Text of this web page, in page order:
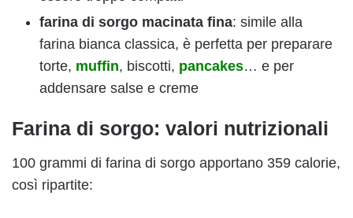
farina di sorgo macinata fina: simile alla
farina bianca classica, è perfetta per preparare
torte, muffin, biscotti, pancakes… e per
addensare salse e creme
Farina di sorgo: valori nutrizionali
100 grammi di farina di sorgo apportano 359 calorie,
così ripartite: